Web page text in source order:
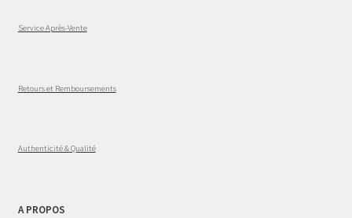
Service Après-Vente
Retours et Remboursements
Authenticité & Qualité
A PROPOS